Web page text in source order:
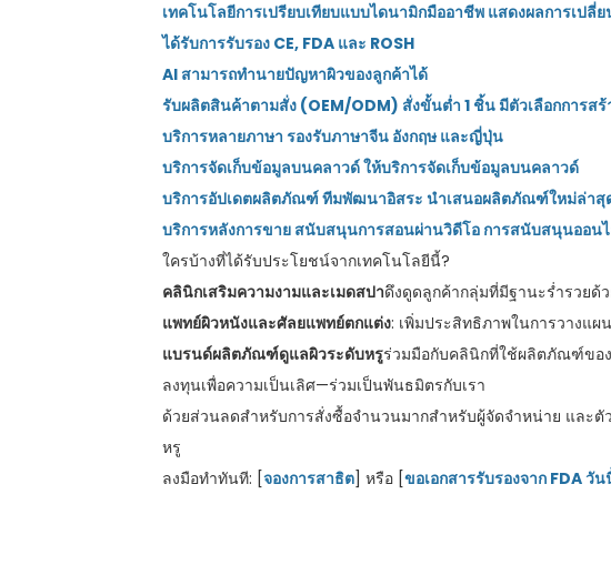
เทคโนโลยีการเปรียบเทียบแบบไดนามิกมืออาชีพ แสดงผลการเปลี่
ได้รับการรับรอง CE, FDA และ ROSH
AI สามารถทำนายปัญหาผิวของลูกค้าได้
รับผลิตสินค้าตามสั่ง (OEM/ODM) สั่งขั้นต่ำ 1 ชิ้น มีตัวเลือกการ
บริการหลายภาษา รองรับภาษาจีน อังกฤษ และญี่ปุ่น
บริการจัดเก็บข้อมูลบนคลาวด์ ให้บริการจัดเก็บข้อมูลบนคลาวด์
บริการอัปเดตผลิตภัณฑ์ ทีมพัฒนาอิสระ นำเสนอผลิตภัณฑ์ใหม่ล่า
บริการหลังการขาย สนับสนุนการสอนผ่านวิดีโอ การสนับสนุนออน
ใครบ้างที่ได้รับประโยชน์จากเทคโนโลยีนี้?
คลินิกเสริมความงามและเมดสปาดึงดูดลูกค้ากลุ่มที่มีฐานะร่ำรวยด้
แพทย์ผิวหนังและศัลยแพทย์ตกแต่ง: เพิ่มประสิทธิภาพในการวางแ
แบรนด์ผลิตภัณฑ์ดูแลผิวระดับหรูร่วมมือกับคลินิกที่ใช้ผลิตภัณฑ์ของ
ลงทุนเพื่อความเป็นเลิศ—ร่วมเป็นพันธมิตรกับเรา
ด้วยส่วนลดสำหรับการสั่งซื้อจำนวนมากสำหรับผู้จัดจำหน่าย และ
หรู
ลงมือทำทันที: [จองการสาธิต] หรือ [ขอเอกสารรับรองจาก FDA วั